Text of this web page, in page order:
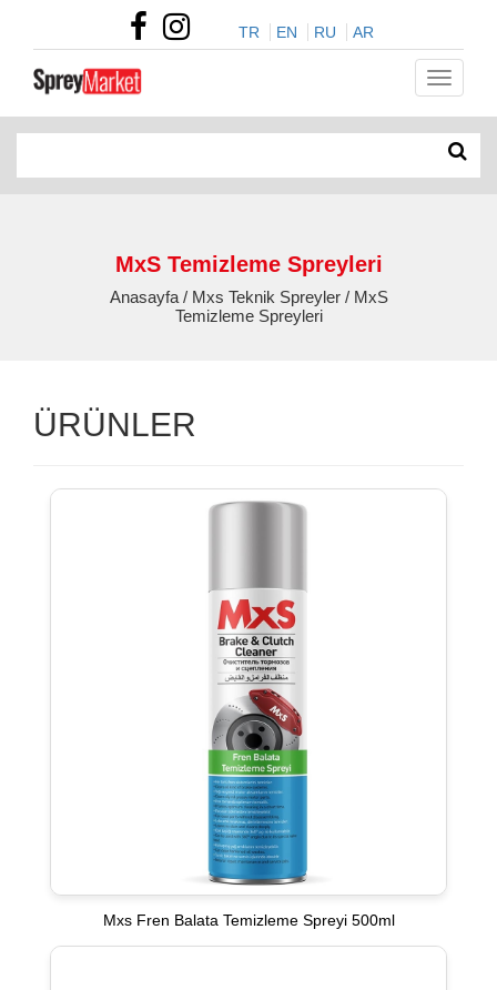
TR EN RU AR
MxS Temizleme Spreyleri
Anasayfa / Mxs Teknik Spreyler / MxS
Temizleme Spreyleri
ÜRÜNLER
Mxs Fren Balata Temizleme Spreyi 500ml